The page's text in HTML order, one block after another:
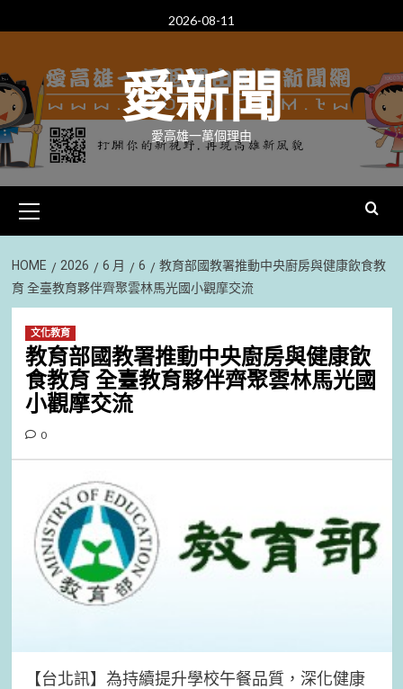
to
2026-08-11
愛新聞
愛高雄一萬個理由
Menu
HOME 2026 6 月 6
教育部國教署推動中央廚房與健康飲食教
育 全臺教育夥伴齊聚雲林馬光國小觀摩交流
文化教育
教育部國教署推動中央廚房與健康飲
食教育 全臺教育夥伴齊聚雲林馬光國
小觀摩交流
0
【台北訊】為持續提升學校午餐品質，深化健康